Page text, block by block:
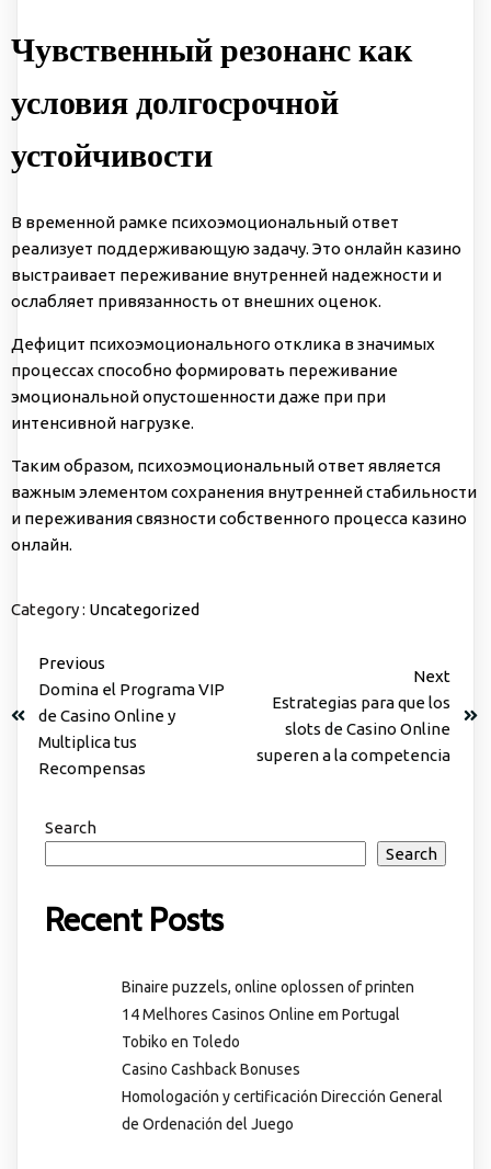
Чувственный резонанс как
условия долгосрочной
устойчивости
В временной рамке психоэмоциональный ответ
реализует поддерживающую задачу. Это онлайн казино
выстраивает переживание внутренней надежности и
ослабляет привязанность от внешних оценок.
Дефицит психоэмоционального отклика в значимых
процессах способно формировать переживание
эмоциональной опустошенности даже при при
интенсивной нагрузке.
Таким образом, психоэмоциональный ответ является
важным элементом сохранения внутренней стабильности
и переживания связности собственного процесса казино
онлайн.
Category : Uncategorized
Previous
Domina el Programa VIP
de Casino Online y
Multiplica tus
Recompensas
Next
Estrategias para que los
slots de Casino Online
superen a la competencia
Search
Search
Recent Posts
Binaire puzzels, online oplossen of printen
14 Melhores Casinos Online em Portugal
Tobiko en Toledo
Casino Cashback Bonuses
Homologación y certificación Dirección General
de Ordenación del Juego